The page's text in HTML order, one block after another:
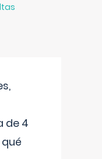
de 4